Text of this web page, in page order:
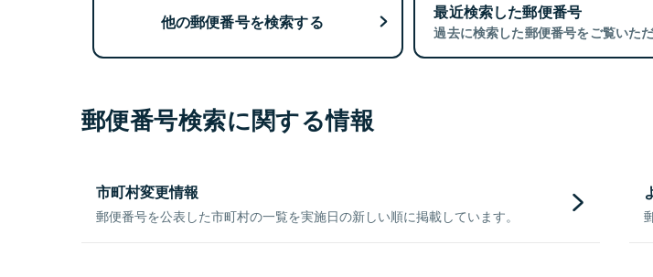
他の郵便番号を検索する 最近検索した郵便番号
過去に検索した郵便番号をご覧いただ
郵便番号検索に関する情報
市町村変更情報
郵便番号を公表した市町村の一覧を実施日の新しい順に掲載しています。